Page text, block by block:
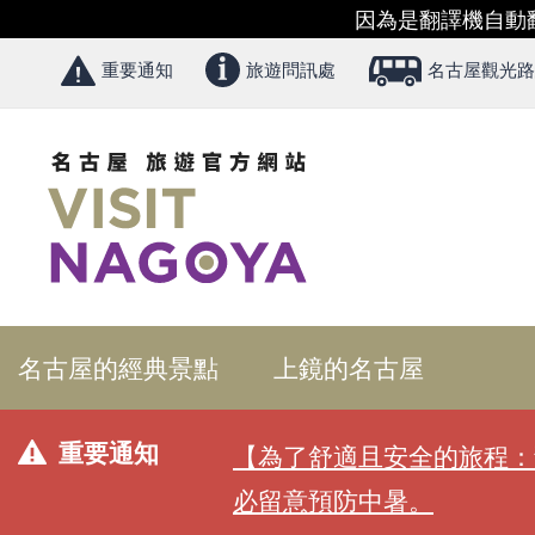
因為是翻譯機自動
重要通知 旅遊問訊處 名古屋觀光
名古屋的經典景點 上鏡的名古屋
重要通知
【為了舒適且安全的旅程
必留意預防中暑。